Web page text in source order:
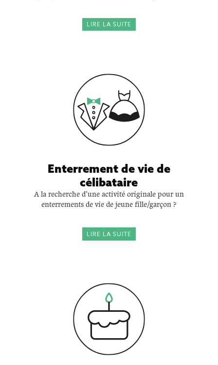
LIRE LA SUITE
Enterrement de vie de
célibataire
A la recherche d’une activité originale pour un
enterrements de vie de jeune fille/garçon ?
LIRE LA SUITE